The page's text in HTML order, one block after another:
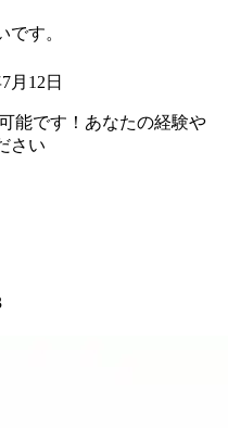
す。
月12日
能です！あなたの経験や
さい